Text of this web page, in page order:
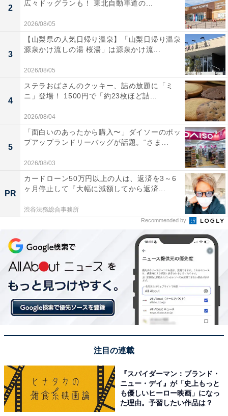
2
広々ドッグランも！ 東北自動車道の...
2026/08/05
3
【山梨県の人気日帰り温泉】「山梨日帰り温泉
源泉かけ流しの湯 桜湯」は源泉かけ流...
2026/08/05
4
ステラおばさんのクッキー、詰め放題に「ミ
ニ」登場！ 1500円で「約23枚ほど詰...
2026/08/04
5
「面白いのあったから購入〜」ダイソーのポッ
プアップランドリーバッグが話題。“さま...
2026/08/03
PR
カードローン50万円以上の人は、返済を3～6
ヶ月停止して『大幅に減額してから返済...
渋谷法務総合事務所
Recommended by
注目の連載
『スパイダーマン：ブランド・
ニュー・デイ』が「史上もっと
も優しいヒーロー映画」になっ
た理由。予習したい作品は？